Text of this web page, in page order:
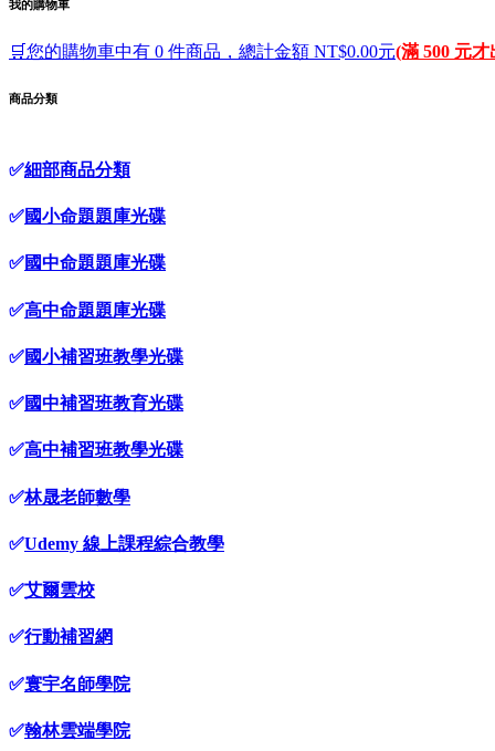
我的購物車
🛒您的購物車中有 0 件商品，總計金額 NT$0.00元(滿 500 元才
商品分類
✅細部商品分類
✅國小命題題庫光碟
✅國中命題題庫光碟
✅高中命題題庫光碟
✅國小補習班教學光碟
✅國中補習班教育光碟
✅高中補習班教學光碟
✅林晟老師數學
✅Udemy 線上課程綜合教學
✅艾爾雲校
✅行動補習網
✅寰宇名師學院
✅翰林雲端學院